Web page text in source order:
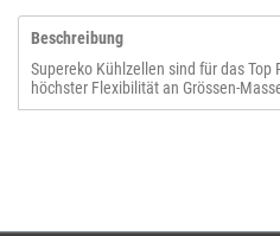
Beschreibung
Supereko Kühlzellen sind für das
höchster Flexibilität an Grössen-